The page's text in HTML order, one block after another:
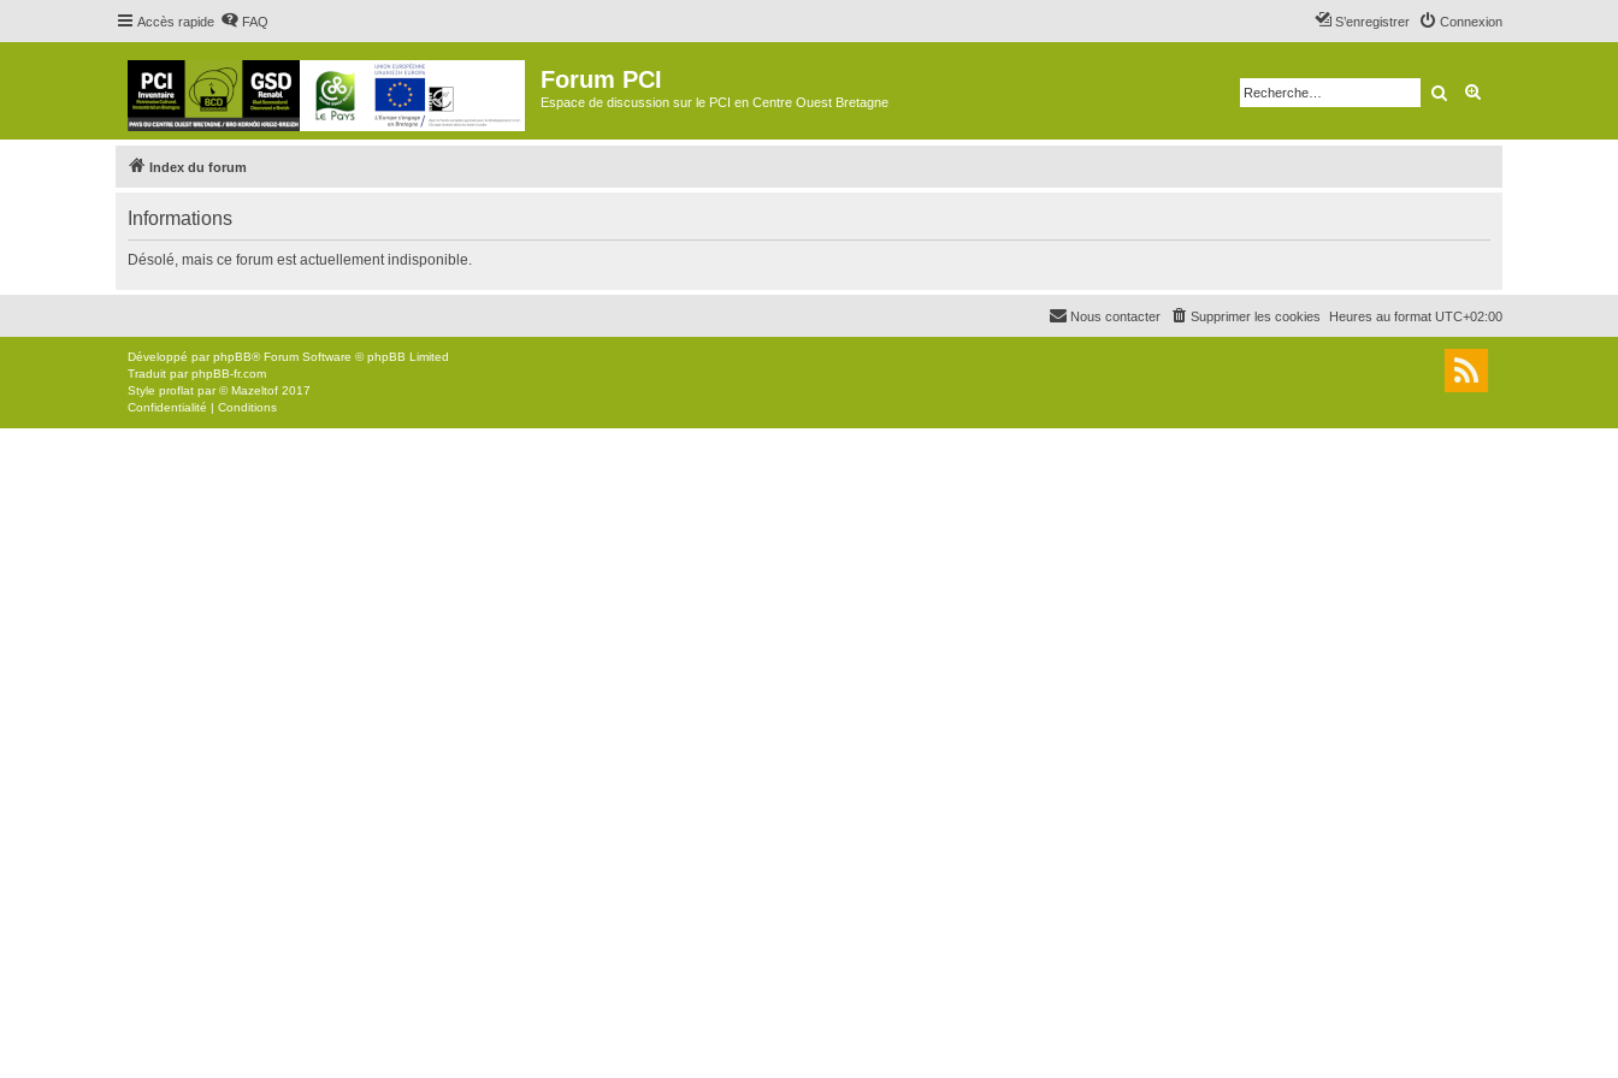
Accès rapide FAQ Connexion
S’enregistrer
Forum PCI
Espace de discussion sur le PCI en Centre Ouest Bretagne Rechercher
Index du forum
Informations
Désolé, mais ce forum est actuellement indisponible.
Heures au format UTC+02:00
Supprimer les cookies
Nous contacter
Développé parphpBB® Forum Software © phpBB Limited
Traduit parphpBB-fr.com
Style proflat par ©Mazeltof 2017
Confidentialité | Conditions